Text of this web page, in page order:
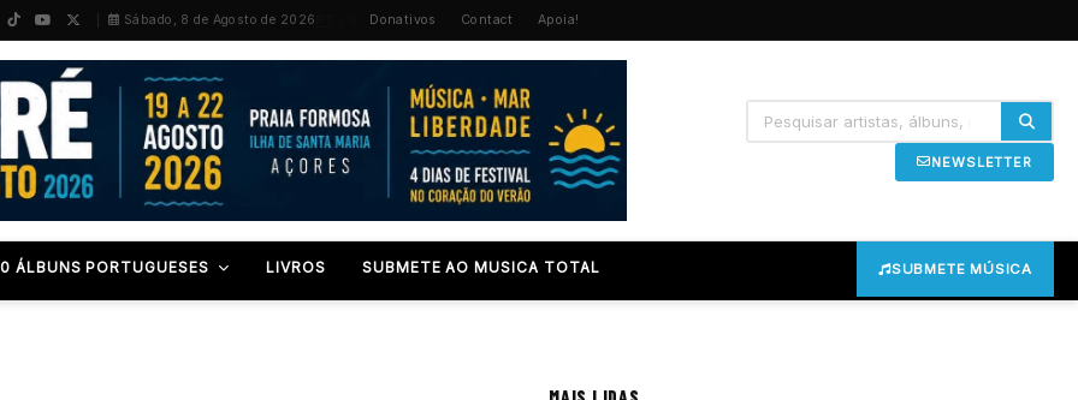
Sábado, 8 de Agosto de 2026 Donativos Contact Apoia!
NEWSLETTER
ÁLBUNS PORTUGUESES LIVROS SUBMETE AO MUSICA TOTAL SUBMETE MÚSICA